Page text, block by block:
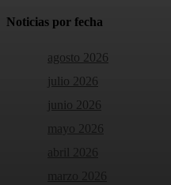
Noticias por fecha
agosto 2026
julio 2026
junio 2026
mayo 2026
abril 2026